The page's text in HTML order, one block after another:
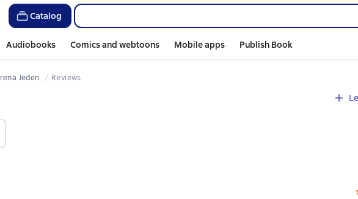
Catalog
Audiobooks Comics and webtoons Mobile apps Publish Book
Arena Jeden Reviews